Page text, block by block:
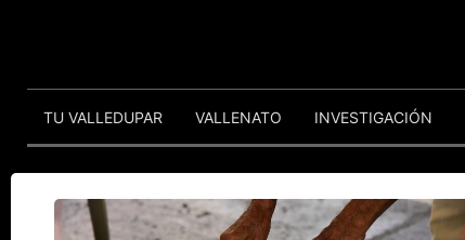
TU VALLEDUPAR VALLENATO INVESTIGACIÓN